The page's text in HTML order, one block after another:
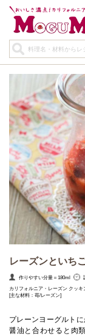
レーズンといち
作りやすい分量＝180ml
カリフォルニア・レーズン クッキ
[主な材料：苺/レーズン]
プレーンヨーグルト
醤油と合わせると肉